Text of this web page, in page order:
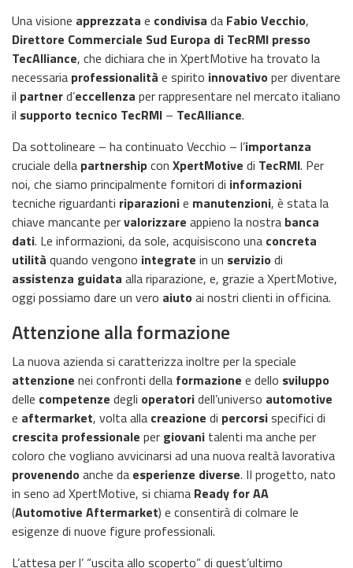
Una visione apprezzata e condivisa da Fabio Vecchio,
Direttore Commerciale Sud Europa di TecRMI presso
TecAlliance, che dichiara che in XpertMotive ha trovato la
necessaria professionalità e spirito innovativo per diventare
il partnerd’eccellenza per rappresentare nel mercato italiano
il supporto tecnico TecRMI – TecAlliance.
Da sottolineare – ha continuato Vecchio – l’importanza
cruciale della partnershipcon XpertMotive di TecRMI. Per
noi, che siamo principalmente fornitori di informazioni
tecniche riguardanti riparazionie manutenzioni, è stata la
chiave mancante pervalorizzare appieno la nostra banca
dati. Le informazioni, da sole, acquisiscono una concreta
utilità quando vengono integrate in un servizio di
assistenza guidata alla riparazione, e, grazie a XpertMotive,
oggi possiamo dare un vero aiuto ai nostri clienti in officina.
Attenzione alla formazione
La nuova azienda si caratterizza inoltre per la speciale
attenzione nei confronti della formazione e dello sviluppo
delle competenze degli operatoridell’universo automotive
e aftermarket, volta alla creazione di percorsispecifici di
crescita professionale per giovani talenti ma anche per
coloro che vogliano avvicinarsi ad una nuova realtà lavorativa
provenendo anche da esperienze diverse. II progetto, nato
in seno ad XpertMotive, si chiama Ready for AA
(Automotive Aftermarket) e consentirà di colmare le
esigenze di nuove figure professionali.
L’attesa per l’ “uscita allo scoperto” di quest’ultimo